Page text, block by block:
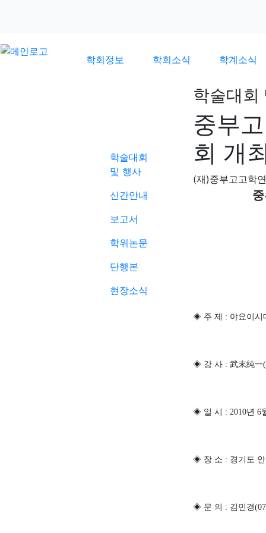
학회정보 학회소식 학계소식
학술대회
및 행사
신간안내
보고서
학위논문
단행본
현장소식
학술대회
중부
회 개
(재)중부고고학
◈ 주 제 : 야요이시
◈ 강 사 : 武末純一(
◈ 일 시 : 2010년 6
◈ 장 소 : 경기도
◈ 문 의 : 김민경